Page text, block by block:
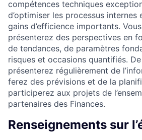
compétences techniques
d’optimiser les processus internes
gains d’efficience importants.
présenterez des perspectives en
de tendances, de paramètres
risques et occasions quantifiés.
présenterez régulièrement de
ferez des prévisions et de la
participerez aux projets de
partenaires des Finances.
Renseignements sur